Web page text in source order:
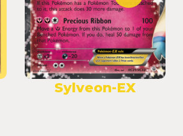
Sylveon-EX